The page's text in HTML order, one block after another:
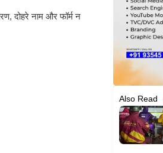
दोहरे नाम और फॉर्म न
Also Read